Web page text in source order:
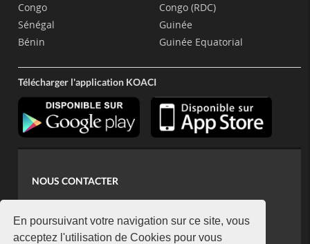
En poursuivant votre navigation sur ce site, vous
acceptez l'utilisation de Cookies pour vous
Congo
Sénégal
Bénin
Congo (RDC)
Guinée
Guinée Equatorial
Télécharger l'application KOACI
NOUS CONTACTER
koaci@yahoo.fr